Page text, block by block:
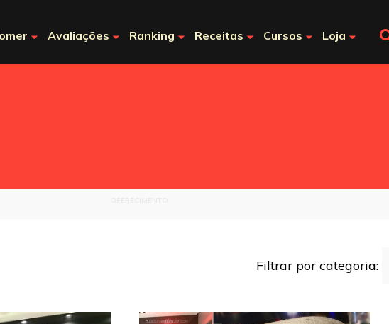
Avaliações Ranking Receitas Cursos Loja
Filtrar por categoria: